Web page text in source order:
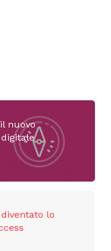
nuovo
diventato lo